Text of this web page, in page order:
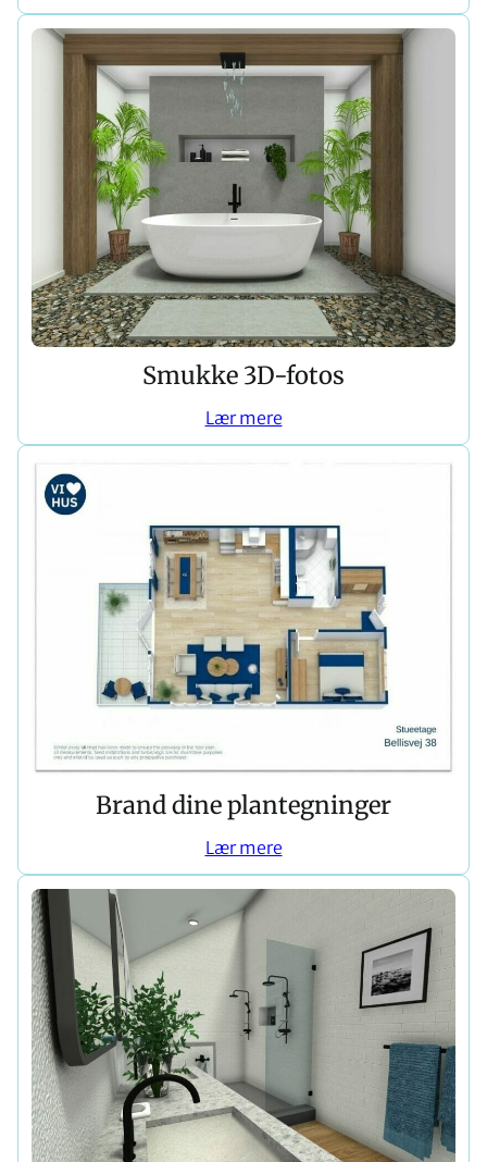
Smukke 3D-fotos
Lær mere
Brand dine plantegninger
Lær mere